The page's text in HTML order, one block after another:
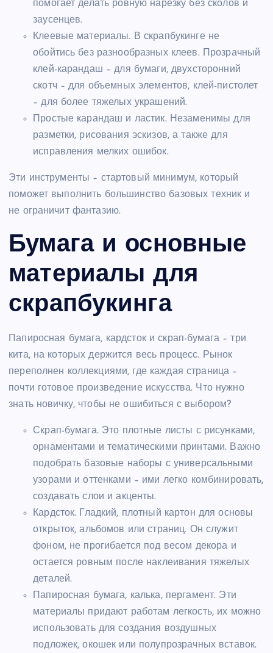
помогает делать ровную нарезку без сколов и
заусенцев.
Клеевые материалы. В скрапбукинге не
обойтись без разнообразных клеев. Прозрачный
клей-карандаш – для бумаги, двухсторонний
скотч – для объемных элементов, клей-пистолет
– для более тяжелых украшений.
Простые карандаш и ластик. Незаменимы для
разметки, рисования эскизов, а также для
исправления мелких ошибок.
Эти инструменты – стартовый минимум, который
поможет выполнить большинство базовых техник и
не ограничит фантазию.
Бумага и основные
материалы для
скрапбукинга
Папиросная бумага, кардсток и скрап-бумага – три
кита, на которых держится весь процесс. Рынок
переполнен коллекциями, где каждая страница –
почти готовое произведение искусства. Что нужно
знать новичку, чтобы не ошибиться с выбором?
Скрап-бумага. Это плотные листы с рисунками,
орнаментами и тематическими принтами. Важно
подобрать базовые наборы с универсальными
узорами и оттенками – ими легко комбинировать,
создавать слои и акценты.
Кардсток. Гладкий, плотный картон для основы
открыток, альбомов или страниц. Он служит
фоном, не прогибается под весом декора и
остается ровным после наклеивания тяжелых
деталей.
Папиросная бумага, калька, пергамент. Эти
материалы придают работам легкость, их можно
использовать для создания воздушных
подложек, окошек или полупрозрачных вставок.